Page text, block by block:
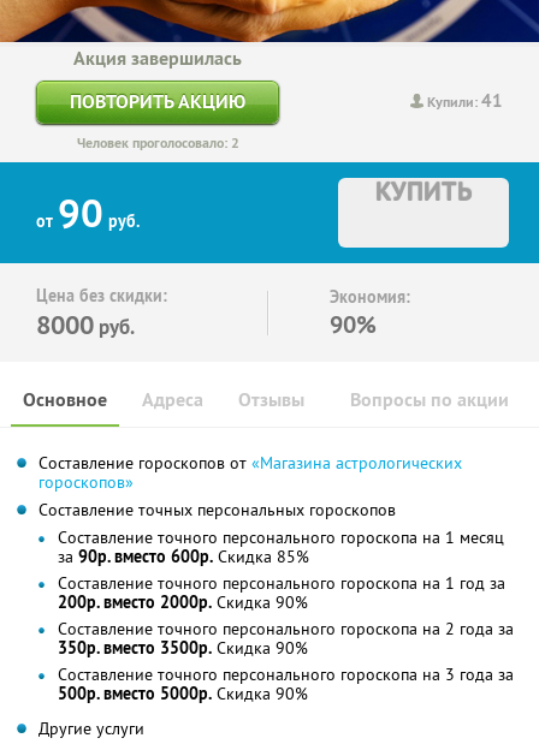
Купили:41
Акция завершилась
ПОВТОРИТЬ АКЦИЮ
Человек проголосовало: 2
от 90 руб.
КУПИТЬ
Цена без скидки:
8000 руб.
Экономия:
90%
Основное Отзывы Вопросы по акции
Адреса
Составление гороскопов от «Магазина астрологических
гороскопов»
Составление точных персональных гороскопов
Составление точного персонального гороскопа на 1 месяц
за 90р. вместо 600р. Скидка 85%
Составление точного персонального гороскопа на 1 год за
200р. вместо 2000р. Скидка 90%
Составление точного персонального гороскопа на 2 года за
350р. вместо 3500р. Скидка 90%
Составление точного персонального гороскопа на 3 года за
500р. вместо 5000р. Скидка 90%
Другие услуги